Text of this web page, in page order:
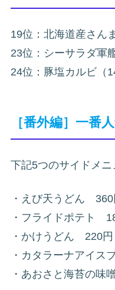
19位：北海道産さん
23位：シーサラダ軍
24位：豚塩カルビ（
［番外編］一番
下記5つのサイドメ
・えび天うどん 360
・フライドポテト
・かけうどん 220円
・カタラーナアイス
・あおさと海苔の味